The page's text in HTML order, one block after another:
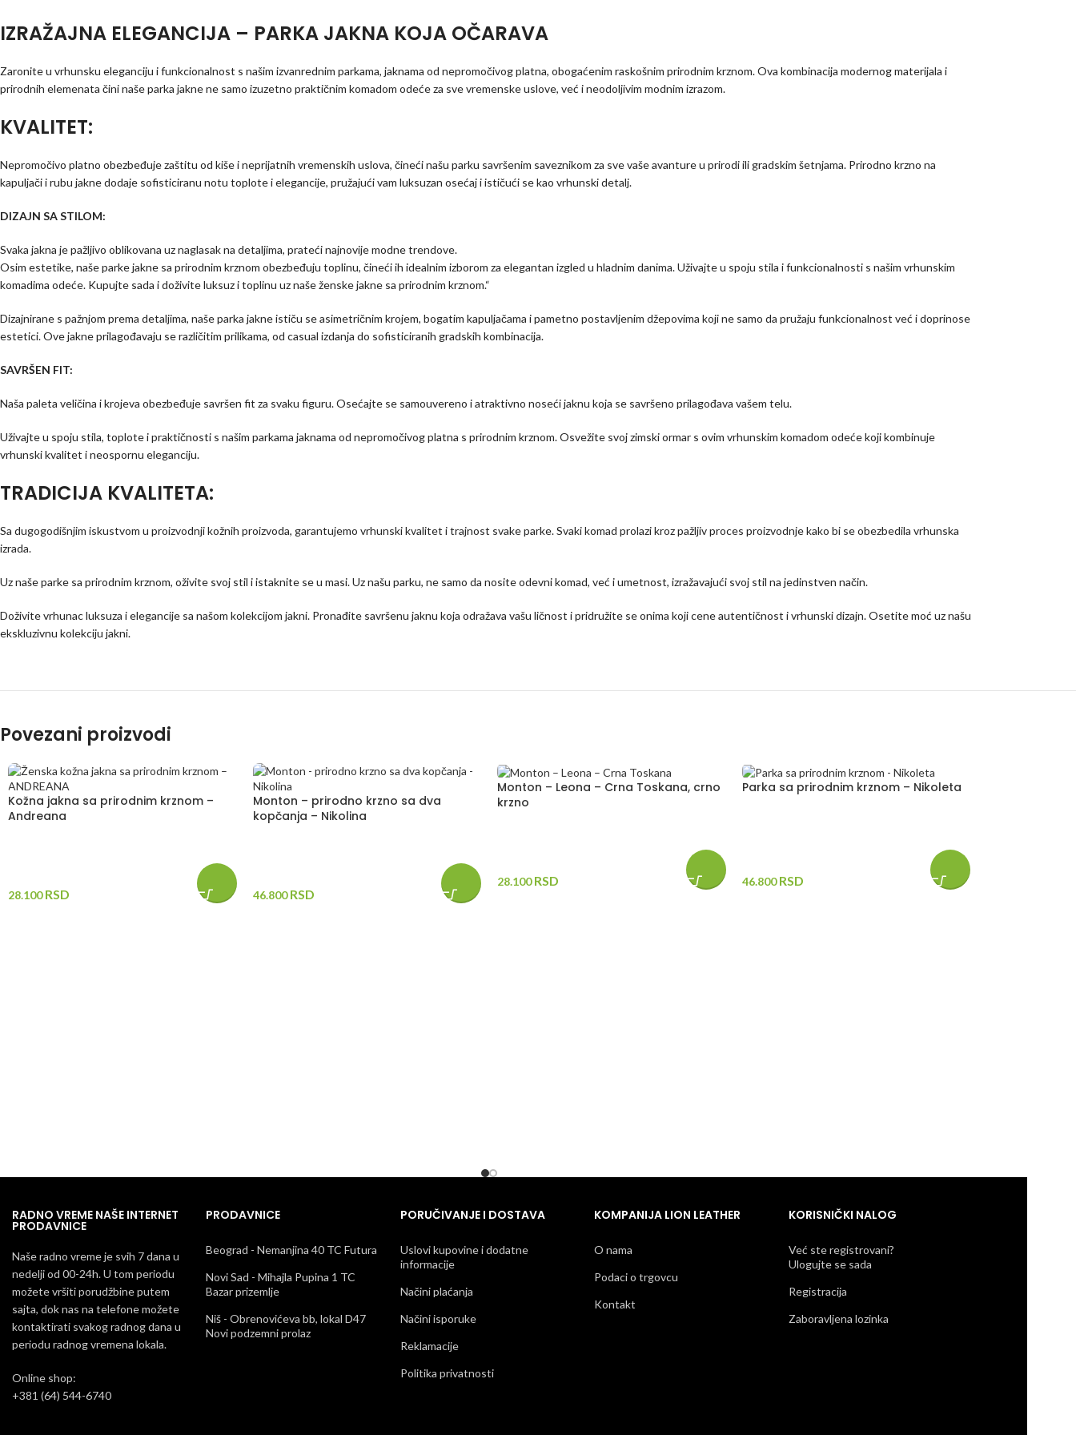
IZRAŽAJNA ELEGANCIJA – PARKA JAKNA KOJA OČARAVA
Zaronite u vrhunsku eleganciju i funkcionalnost s našim izvanrednim parkama, jaknama od nepromočivog platna, obogaćenim raskošnim prirodnim krznom. Ova kombinacija modernog materijala i
prirodnih elemenata čini naše parka jakne ne samo izuzetno praktičnim komadom odeće za sve vremenske uslove, već i neodoljivim modnim izrazom.
KVALITET:
Nepromočivo platno obezbeđuje zaštitu od kiše i neprijatnih vremenskih uslova, čineći našu parku savršenim saveznikom za sve vaše avanture u prirodi ili gradskim šetnjama. Prirodno krzno na
kapuljači i rubu jakne dodaje sofisticiranu notu toplote i elegancije, pružajući vam luksuzan osećaj i ističući se kao vrhunski detalj.
DIZAJN SA STILOM:
Svaka jakna je pažljivo oblikovana uz naglasak na detaljima, prateći najnovije modne trendove.
Osim estetike, naše parke jakne sa prirodnim krznom obezbeđuju toplinu, čineći ih idealnim izborom za elegantan izgled u hladnim danima. Uživajte u spoju stila i funkcionalnosti s našim vrhunskim
komadima odeće. Kupujte sada i doživite luksuz i toplinu uz naše ženske jakne sa prirodnim krznom.“
Dizajnirane s pažnjom prema detaljima, naše parka jakne ističu se asimetričnim krojem, bogatim kapuljačama i pametno postavljenim džepovima koji ne samo da pružaju funkcionalnost već i doprinose
estetici. Ove jakne prilagođavaju se različitim prilikama, od casual izdanja do sofisticiranih gradskih kombinacija.
SAVRŠEN FIT:
Naša paleta veličina i krojeva obezbeđuje savršen fit za svaku figuru. Osećajte se samouvereno i atraktivno noseći jaknu koja se savršeno prilagođava vašem telu.
Uživajte u spoju stila, toplote i praktičnosti s našim parkama jaknama od nepromočivog platna s prirodnim krznom. Osvežite svoj zimski ormar s ovim vrhunskim komadom odeće koji kombinuje
vrhunski kvalitet i neospornu eleganciju.
TRADICIJA KVALITETA:
Sa dugogodišnjim iskustvom u proizvodnji kožnih proizvoda, garantujemo vrhunski kvalitet i trajnost svake parke. Svaki komad prolazi kroz pažljiv proces proizvodnje kako bi se obezbedila vrhunska
izrada.
Uz naše parke sa prirodnim krznom, oživite svoj stil i istaknite se u masi. Uz našu parku, ne samo da nosite odevni komad, već i umetnost, izražavajući svoj stil na jedinstven način.
Doživite vrhunac luksuza i elegancije sa našom kolekcijom jakni. Pronađite savršenu jaknu koja odražava vašu ličnost i pridružite se onima koji cene autentičnost i vrhunski dizajn. Osetite moć uz našu
ekskluzivnu kolekciju jakni.
Povezani proizvodi
Kožna jakna sa prirodnim krznom –
Andreana
28.100RSD
Monton – prirodno krzno sa dva
kopčanja – Nikolina
46.800RSD
Monton – Leona – Crna Toskana, crno
krzno
28.100RSD
Parka sa prirodnim krznom – Nikoleta
46.800RSD
RADNO VREME NAŠE INTERNET
PRODAVNICE
Naše radno vreme je svih 7 dana u
nedelji od 00-24h. U tom periodu
možete vršiti porudžbine putem
sajta, dok nas na telefone možete
kontaktirati svakog radnog dana u
periodu radnog vremena lokala.
Online shop:
+381 (64) 544-6740
PRODAVNICE
Beograd - Nemanjina 40 TC Futura
Novi Sad - Mihajla Pupina 1 TC
Bazar prizemlje
Niš - Obrenovićeva bb, lokal D47
Novi podzemni prolaz
PORUČIVANJE I DOSTAVA
Uslovi kupovine i dodatne
informacije
Načini plaćanja
Načini isporuke
Reklamacije
Politika privatnosti
KOMPANIJA LION LEATHER
O nama
Podaci o trgovcu
Kontakt
KORISNIČKI NALOG
Već ste registrovani?
Ulogujte se sada
Registracija
Zaboravljena lozinka